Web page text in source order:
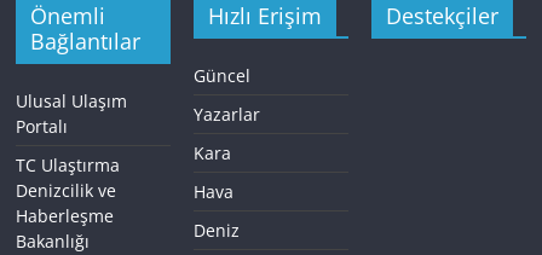
Önemli
Bağlantılar
Ulusal Ulaşım
Portalı
TC Ulaştırma
Denizcilik ve
Haberleşme
Bakanlığı
Hızlı Erişim
Güncel
Yazarlar
Kara
Hava
Deniz
Destekçiler